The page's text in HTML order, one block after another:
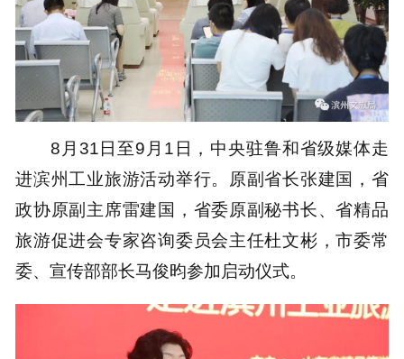
8月31日至9月1日，中央驻鲁和省级媒体走
进滨州工业旅游活动举行。原副省长张建国，省
政协原副主席雷建国，省委原副秘书长、省精品
旅游促进会专家咨询委员会主任杜文彬，市委常
委、宣传部部长马俊昀参加启动仪式。